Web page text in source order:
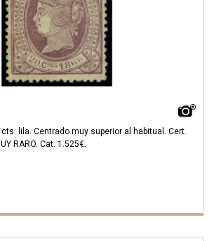
lila. Centrado muy superior al habitual. Cert.
RARO. Cat. 1.525€.